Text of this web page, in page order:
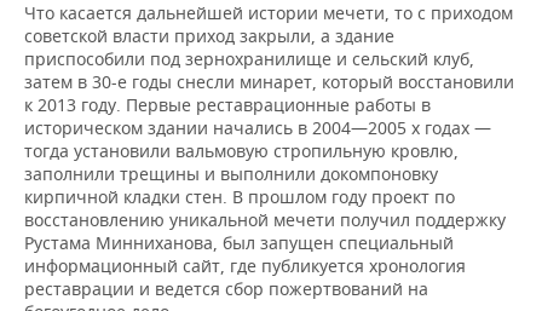
Что касается дальнейшей истории мечети, то с приходом
советской власти приход закрыли, а здание
приспособили под зернохранилище и сельский клуб,
затем в 30-е годы снесли минарет, который восстановили
к 2013 году. Первые реставрационные работы в
историческом здании начались в 2004—2005 х годах —
тогда установили вальмовую стропильную кровлю,
заполнили трещины и выполнили докомпоновку
кирпичной кладки стен. В прошлом году проект по
восстановлению уникальной мечети получил поддержку
Рустама Минниханова, был запущен специальный
информационный сайт, где публикуется хронология
реставрации и ведется сбор пожертвований на